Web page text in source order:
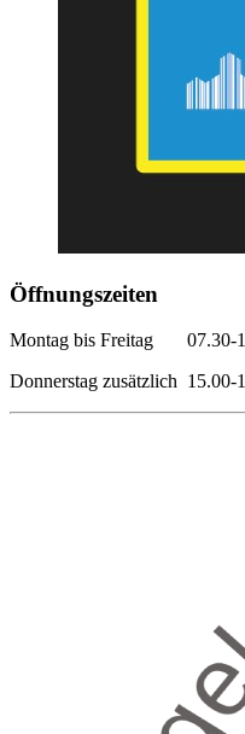
Öffnungszeiten
Montag bis Freitag 07.30-
Donnerstag zusätzlich 15.00-